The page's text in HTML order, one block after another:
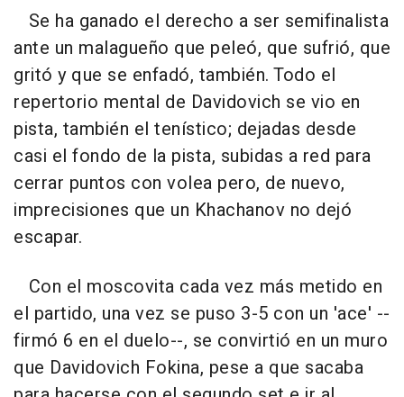
Se ha ganado el derecho a ser semifinalista
ante un malagueño que peleó, que sufrió, que
gritó y que se enfadó, también. Todo el
repertorio mental de Davidovich se vio en
pista, también el tenístico; dejadas desde
casi el fondo de la pista, subidas a red para
cerrar puntos con volea pero, de nuevo,
imprecisiones que un Khachanov no dejó
escapar.
Con el moscovita cada vez más metido en
el partido, una vez se puso 3-5 con un 'ace' --
firmó 6 en el duelo--, se convirtió en un muro
que Davidovich Fokina, pese a que sacaba